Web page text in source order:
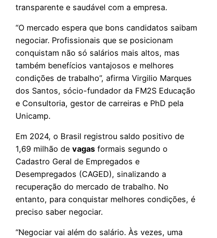
transparente e saudável com a empresa.
“O mercado espera que bons candidatos saibam
negociar. Profissionais que se posicionam
conquistam não só salários mais altos, mas
também benefícios vantajosos e melhores
condições de trabalho”, afirma Virgilio Marques
dos Santos, sócio-fundador da FM2S Educação
e Consultoria, gestor de carreiras e PhD pela
Unicamp.
Em 2024, o Brasil registrou saldo positivo de
1,69 milhão de vagas formais segundo o
Cadastro Geral de Empregados e
Desempregados (CAGED), sinalizando a
recuperação do mercado de trabalho. No
entanto, para conquistar melhores condições, é
preciso saber negociar.
“Negociar vai além do salário. Às vezes, uma